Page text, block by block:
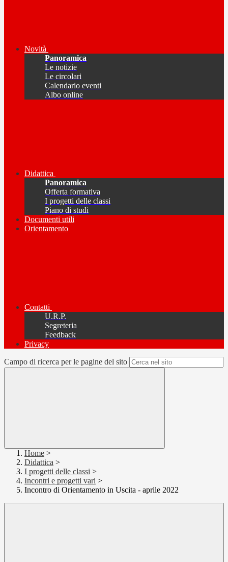
Novità
Panoramica
Le notizie
Le circolari
Calendario eventi
Albo online
Didattica
Panoramica
Offerta formativa
I progetti delle classi
Piano di studi
Documenti utili
Orientamento
Contatti
U.R.P.
Segreteria
Feedback
Privacy
Campo di ricerca per le pagine del sito
Home >
Didattica >
I progetti delle classi >
Incontri e progetti vari >
Incontro di Orientamento in Uscita - aprile 2022